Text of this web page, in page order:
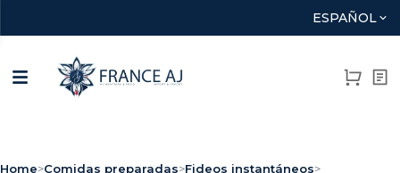
ESPAÑOL
Home>Comidas preparadas>Fideos instantáneos>